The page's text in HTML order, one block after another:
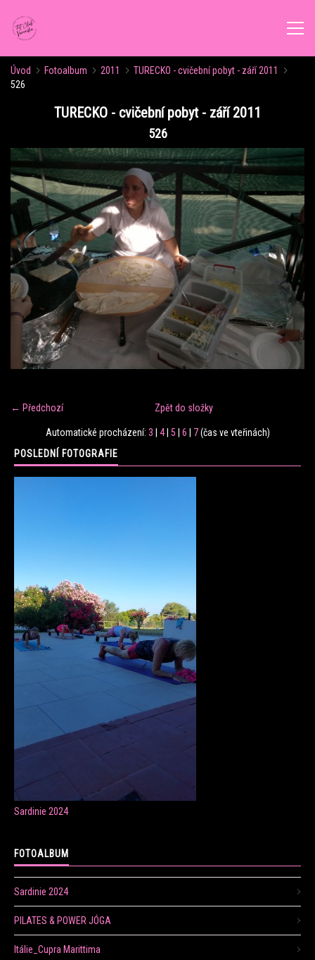
ÚVOD
ROZVRH CVIČENÍ
KALENDÁŘ AKCÍ
FORMY CVIČENÍ
VÝŽIVOVÉ PORADENSTVÍ
FITNESS TRÉNINK
FIT CLUB VERONIKA
CENÍK
ONLINE LEKCE CVIČENÍ
Úvod Fotoalbum 2011
TURECKO - cvičební pobyt - září 2011
526
TURECKO - cvičební pobyt - září 2011
526
← Předchozí Zpět do složky
Automatické procházení: 3 | 4| 5 | 6 | 7(čas ve vteřinách)
POSLEDNÍ FOTOGRAFIE
Sardinie 2024
FOTOALBUM
Sardinie 2024
PILATES & POWER JÓGA
Itálie_Cupra Marittima